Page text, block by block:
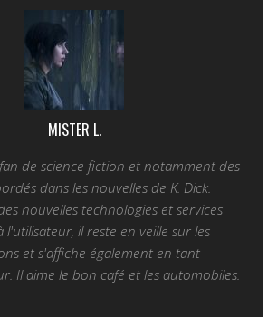
MISTER L.
de science fiction et notamment des
dans les nouvelles de K. Dick.
nouvelles technologies et services
l'utilisateur, il reste en veille sur les
et s'affiche également en tant
Il aime le bon café et les automobiles.